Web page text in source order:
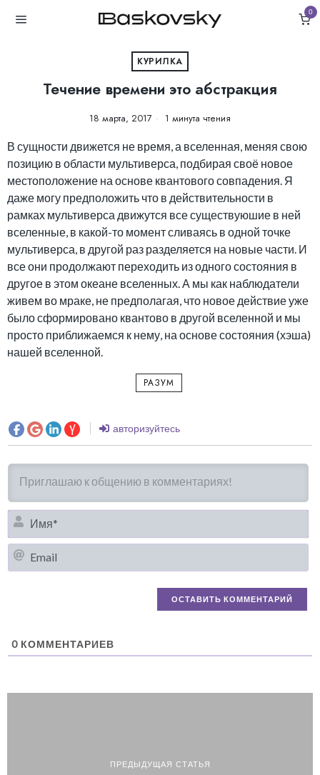
0
КУРИЛКА
Течение времени это абстракция
18 марта, 2017 1 минута чтения
В сущности движется не время, а вселенная, меняя свою
позицию в области мультиверса, подбирая своё новое
местоположение на основе квантового совпадения. Я
даже могу предположить что в действительности в
рамках мультиверса движутся все существуюшие в ней
вселенные, в какой-то момент сливаясь в одной точке
мультиверса, в другой раз разделяется на новые части. И
все они продолжают переходить из одного состояния в
другое в этом океане вселенных. А мы как наблюдатели
живем во мраке, не предполагая, что новое действие уже
было сформировано квантово в другой вселенной и мы
просто приближаемся к нему, на основе состояния (хэша)
нашей вселенной.
РАЗУМ
авторизуйтесь
0 КОММЕНТАРИЕВ
ПРЕДЫДУЩАЯ СТАТЬЯ